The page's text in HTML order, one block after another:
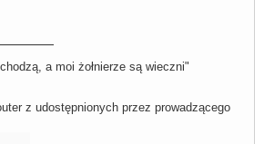
a moi żołnierze są wieczni"
z udostępnionych przez prowadzącego